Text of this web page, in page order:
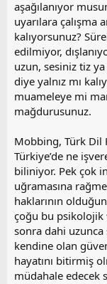
aşağılanıyor
uyarılara çalışma
kalıyorsunuz?
edilmiyor,
uzun, sesiniz tiz ya
diye yalnız mı
muameleye mi
mağdurusunuz.
Mobbing, Türk Dil
Türkiye’de ne
biliniyor. Pek çok
uğramasına
haklarının
çoğu bu psikolojik
sonra dahi uzunca
kendine olan
hayatını bitirmiş
müdahale edecek